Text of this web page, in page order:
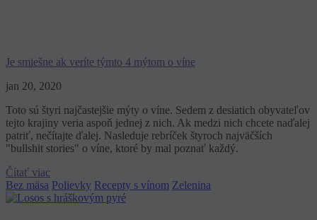
Je smiešne ak veríte týmto 4 mýtom o víne
jan 20, 2020
Toto sú štyri najčastejšie mýty o víne. Sedem z desiatich obyvateľov
tejto krajiny veria aspoň jednej z nich. Ak medzi nich chcete naďalej
patriť, nečítajte ďalej. Nasleduje rebríček štyroch najväčších
"bullshit stories" o víne, ktoré by mal poznať každý.
Čítať viac
Bez mäsa Polievky Recepty s vínom Zelenina